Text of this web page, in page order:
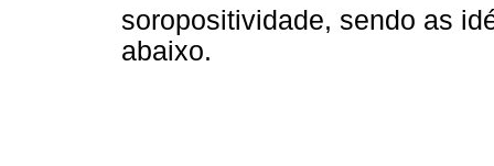
soropositividade, sendo as
abaixo.